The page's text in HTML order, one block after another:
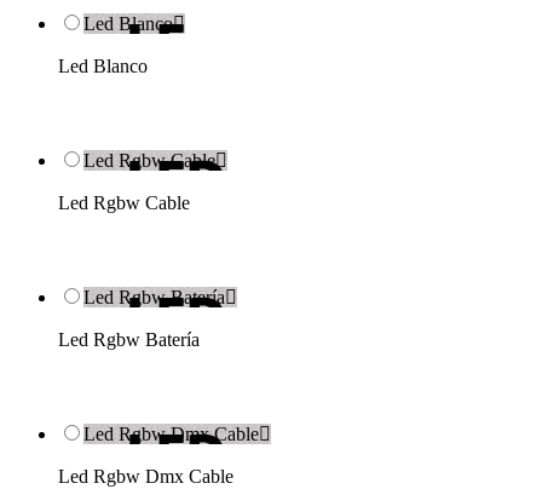
Led Blanco
Led Blanco
Led Rgbw Cable
Led Rgbw Cable
Led Rgbw Batería
Led Rgbw Batería
Led Rgbw Dmx Cable
Led Rgbw Dmx Cable